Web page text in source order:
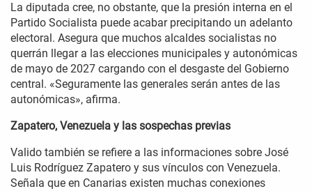
La diputada cree, no obstante, que la presión interna en el
Partido Socialista puede acabar precipitando un adelanto
electoral. Asegura que muchos alcaldes socialistas no
querrán llegar a las elecciones municipales y autonómicas
de mayo de 2027 cargando con el desgaste del Gobierno
central. «Seguramente las generales serán antes de las
autonómicas», afirma.
Zapatero, Venezuela y las sospechas previas
Valido también se refiere a las informaciones sobre José
Luis Rodríguez Zapatero y sus vínculos con Venezuela.
Señala que en Canarias existen muchas conexiones